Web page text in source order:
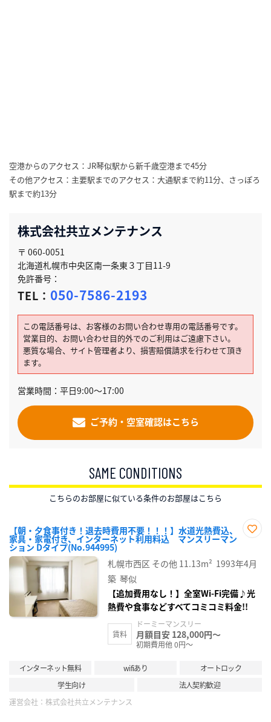
空港からのアクセス：JR琴似駅から新千歳空港まで45分
その他アクセス：主要駅までのアクセス：大通駅まで約11分、さっぽろ
駅まで約13分
株式会社共立メンテナンス
〒 060-0051
北海道札幌市中央区南一条東３丁目11-9
免許番号：
TEL： 050-7586-2193
この電話番号は、お客様のお問い合わせ専用の電話番号です。
営業目的、お問い合わせ目的外でのご利用はご遠慮下さい。
悪質な場合、サイト管理者より、損害賠償請求を行わせて頂き
ます。
営業時間：平日9:00～17:00
ご予約・空室確認はこちら
SAME CONDITIONS
こちらのお部屋に似ている条件のお部屋はこちら
【朝・夕食事付き！退去時費用不要！！！】水道光熱費込、
家具・家電付き、インターネット利用料込 マンスリーマン
ション Dタイプ(No.944995)
り登
録
札幌市西区 その他 11.13m² 1993年4月
築 琴似
【追加費用なし！】全室Wi-Fi完備♪光
熱費や食事などすべてコミコミ料金!!
賃料
ドーミーマンスリー
月額目安 128,000円～
初期費用他 0円～
インターネット無料 wifiあり
オートロック
学生向け
法人契約歓迎
運営会社： 株式会社共立メンテナンス